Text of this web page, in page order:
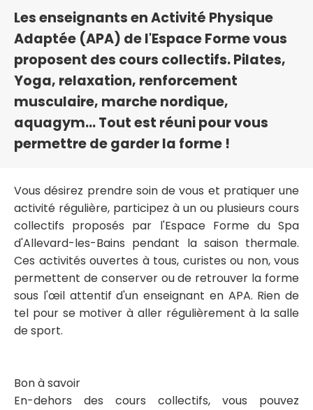
Les enseignants en Activité Physique
Adaptée (APA) de l'Espace Forme vous
proposent des cours collectifs. Pilates,
Yoga, relaxation, renforcement
musculaire, marche nordique,
aquagym... Tout est réuni pour vous
permettre de garder la forme !
Vous désirez prendre soin de vous et pratiquer une
activité régulière, participez à un ou plusieurs cours
collectifs proposés par l'Espace Forme du Spa
d'Allevard-les-Bains pendant la saison thermale.
Ces activités ouvertes à tous, curistes ou non, vous
permettent de conserver ou de retrouver la forme
sous l'œil attentif d'un enseignant en APA. Rien de
tel pour se motiver à aller régulièrement à la salle
de sport.
Bon à savoir
En-dehors des cours collectifs, vous pouvez